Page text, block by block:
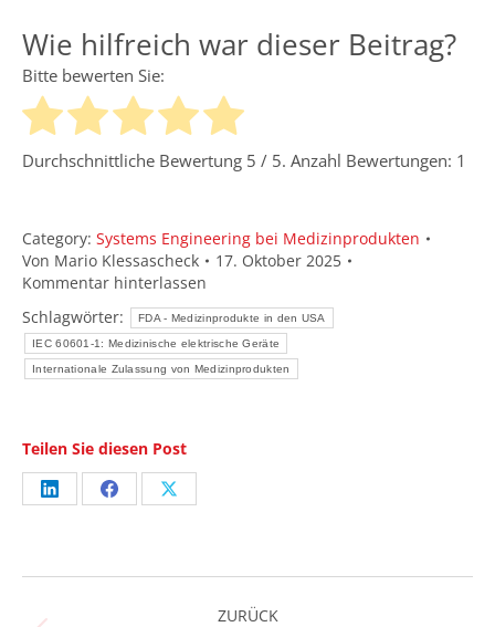
Wie hilfreich war dieser Beitrag?
Bitte bewerten Sie:
Durchschnittliche Bewertung 5 / 5. Anzahl Bewertungen: 1
Category: Systems Engineering bei Medizinprodukten
Von Mario Klessascheck
17. Oktober 2025
Kommentar hinterlassen
Schlagwörter:
FDA - Medizinprodukte in den USA
IEC 60601-1: Medizinische elektrische Geräte
Internationale Zulassung von Medizinprodukten
Teilen Sie diesen Post
Share Share Share
Kommentarnavigation
ZURÜCK